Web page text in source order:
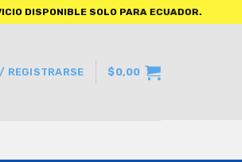
SOLO PARA ECUADOR.
REGISTRARSE $0,00